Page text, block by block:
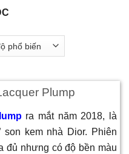
Plump
ra mắt năm 2018, là
son kem nhà Dior. Phiên
đủ nhưng có độ bền màu